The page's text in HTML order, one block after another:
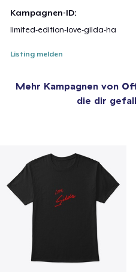
Kampagnen-ID:
limited-edition-love-gilda-ha
Listing melden
Mehr Kampagnen von
die dir